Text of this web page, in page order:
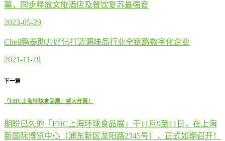
幕，同步释放文旅酒店及餐饮复苏最强音
2023-05-29
Cheil鹏泰助力好记打造调味品行业全链路数字化企业
2021-11-19
下一篇
「FHC上海环球食品展」盛大开幕！
期盼已久的「FHC上海环球食品展」于11月9至11日，在上海
新国际博览中心（浦东新区龙阳路2345号），正式如期召开！